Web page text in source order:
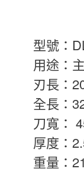
型號：
用途：
刃長：
全長：
刀寬：
厚度：
重量：